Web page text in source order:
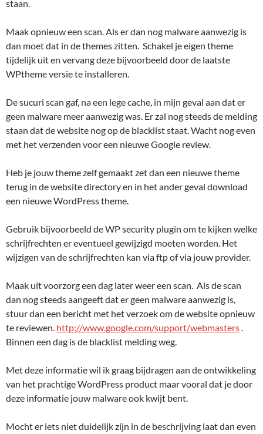
staan.
Maak opnieuw een scan. Als er dan nog malware aanwezig is
dan moet dat in de themes zitten. Schakel je eigen theme
tijdelijk uit en vervang deze bijvoorbeeld door de laatste
WPtheme versie te installeren.
De sucuri scan gaf, na een lege cache, in mijn geval aan dat er
geen malware meer aanwezig was. Er zal nog steeds de melding
staan dat de website nog op de blacklist staat. Wacht nog even
met het verzenden voor een nieuwe Google review.
Heb je jouw theme zelf gemaakt zet dan een nieuwe theme
terug in de website directory en in het ander geval download
een nieuwe WordPress theme.
Gebruik bijvoorbeeld de WP security plugin om te kijken welke
schrijfrechten er eventueel gewijzigd moeten worden. Het
wijzigen van de schrijfrechten kan via ftp of via jouw provider.
Maak uit voorzorg een dag later weer een scan. Als de scan
dan nog steeds aangeeft dat er geen malware aanwezig is,
stuur dan een bericht met het verzoek om de website opnieuw
te reviewen. http://www.google.com/support/webmasters.
Binnen een dag is de blacklist melding weg.
Met deze informatie wil ik graag bijdragen aan de ontwikkeling
van het prachtige WordPress product maar vooral dat je door
deze informatie jouw malware ook kwijt bent.
Mocht er iets niet duidelijk zijn in de beschrijving laat dan even